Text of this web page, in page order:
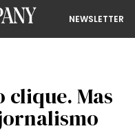
NEWSLETTER
clique. Mas